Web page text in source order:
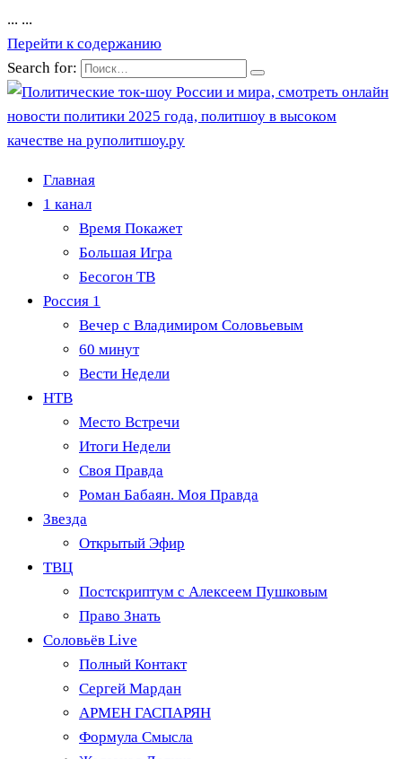
... ...
Перейти к содержанию
Search for:
Главная
1 канал
Время Покажет
Большая Игра
Бесогон ТВ
Россия 1
Вечер с Владимиром Соловьевым
60 минут
Вести Недели
НТВ
Место Встречи
Итоги Недели
Своя Правда
Роман Бабаян. Моя Правда
Звезда
Открытый Эфир
ТВЦ
Постскриптум с Алексеем Пушковым
Право Знать
Соловьёв Live
Полный Контакт
Сергей Мардан
АРМЕН ГАСПАРЯН
Формула Смысла